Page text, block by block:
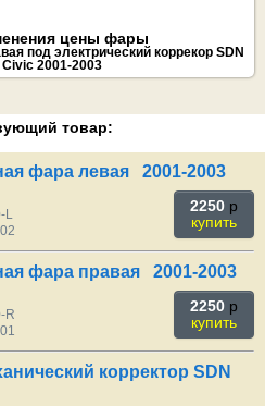
цены фары
товар:
фара левая 2001-2003
L
2250 p
купить
фара правая 2001-2003
R
2250 p
купить
корректор SDN